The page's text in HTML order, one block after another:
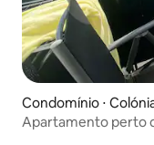
Condomínio ⋅
Apartamento perto